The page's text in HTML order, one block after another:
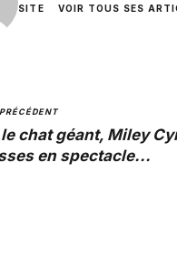
SITE VOIR TOUS SES
chat géant, Miley
en spectacle...